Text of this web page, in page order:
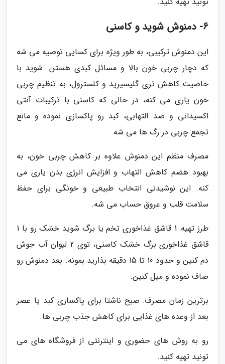
6- دمنوش شوید و کاسنی
این دمنوش ترکیبی، به طور ویژه برای کسایی توصیه می شه
که دچار چربی خون بالا و مسائل کبدی هستن. شوید با
خاصیت کاهش تری گلیسیرید و کلسترول، به تنظیم چربی
خون یاری می کنه، در حالی که کاسنی با ترکیبات آنتی
اکسیدانی و ضد التهابی، کبد رو پاکسازی نموده و مانع
تجمع چربی در رگ ها می شه.
مصرف منظم این دمنوش علاوه بر کاهش چربی خون، به
بهبود هضم کاهش التهاب و افزایش انرژی بدن یاری می
کنه. این نوشیدنی انتخاب طبیعی و خونگی برای حفظ
سلامت قلب و عروق حساب می شه.
طرز تهیه: 1 قاشق غذاخوری تخم یا برگ شوید خشک رو با 1
قاشق غذاخوری برگ خشک کاسنی، توی 2 لیوان آب جوش
دم کنین و حدود 10 تا 15 دقیقه بذارید بمونه. بعد دمنوش رو
صاف نموده و میل کنین.
برترین زمان مصرف: صبح ناشتا برای پاکسازی کبد یا عصر
بعد از وعده های غذایی برای کاهش جذب چربی ها.
رو به روش های حضوری و اینترنتی از فروشگاه های می
تونید تهیه کنید.